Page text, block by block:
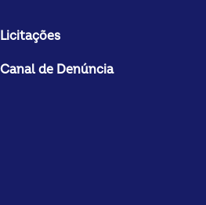
Licitações
Canal de Denúncia